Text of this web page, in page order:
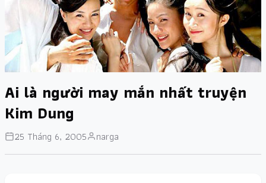
Ai là người may mắn nhất truyện
Kim Dung
25 Tháng 6, 2005 narga